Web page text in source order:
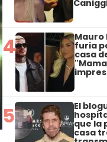
4 Mauro
furia
casa
5 El
que la
casa